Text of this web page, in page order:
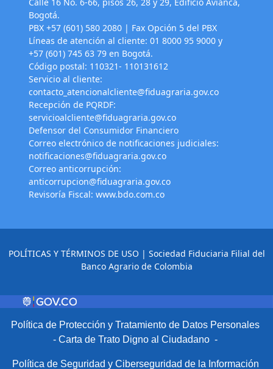
Bogotá.
PBX +57 (601) 580 2080 | Fax Opción 5 del PBX
Líneas de atención al cliente: 01 8000 95 9000 y
+57 (601) 745 63 79 en Bogotá.
Código postal: 110321- 110131612
Servicio al cliente:
contacto_atencionalcliente@fiduagraria.gov.co
Recepción de PQRDF:
servicioalcliente@fiduagraria.gov.co
Defensor del Consumidor Financiero
Correo electrónico de notificaciones judiciales:
notificaciones@fiduagraria.gov.co
Correo anticorrupción:
anticorrupcion@fiduagraria.gov.co
Revisoría Fiscal: www.bdo.com.co
POLÍTICAS Y TÉRMINOS DE USO | Sociedad Fiduciaria Filial del
Banco Agrario de Colombia
Política de Protección y Tratamiento de Datos Personales
- Carta de Trato Digno al Ciudadano -
Política de Seguridad y Ciberseguridad de la Información